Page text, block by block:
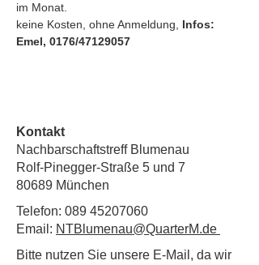
im Monat.
keine Kosten, ohne Anmeldung, Infos:
Emel, 0176/47129057
Kontakt
Nachbarschaftstreff Blumenau
Rolf-Pinegger-Straße 5 und 7
80689 München
Telefon: 089 45207060
Email: NTBlumenau@QuarterM.de
Bitte nutzen Sie unsere E-Mail, da wir